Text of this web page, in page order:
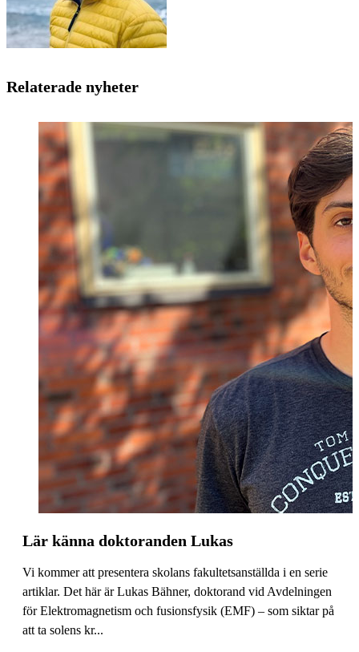
Relaterade nyheter
Lär känna doktoranden Lukas
Vi kommer att presentera skolans fakultetsanställda i en serie
artiklar. Det här är Lukas Bähner, doktorand vid Avdelningen
för Elektromagnetism och fusionsfysik (EMF) – som siktar på
att ta solens kr...